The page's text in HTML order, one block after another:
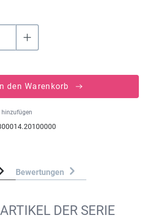
den Warenkorb
hinzufügen
Bewertungen
DER SERIE